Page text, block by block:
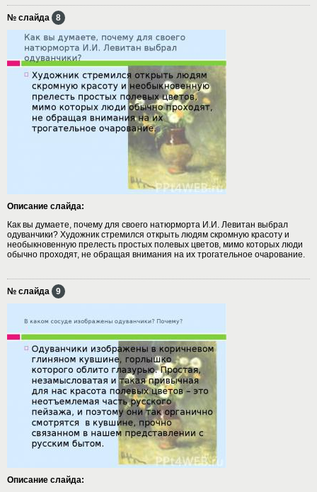
№ слайда 8
Описание слайда:
Как вы думаете, почему для своего натюрморта И.И. Левитан выбрал
одуванчики? Художник стремился открыть людям скромную красоту и
необыкновенную прелесть простых полевых цветов, мимо которых люди
обычно проходят, не обращая внимания на их трогательное очарование.
№ слайда 9
Описание слайда: